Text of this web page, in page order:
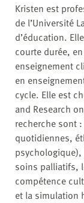
Kristen est
de l’Université
d’éducation.
courte durée,
enseignement
en
cycle. Elle est
and Research
recherche sont
quotidiennes,
soins palliatifs,
compétence
et la simulation